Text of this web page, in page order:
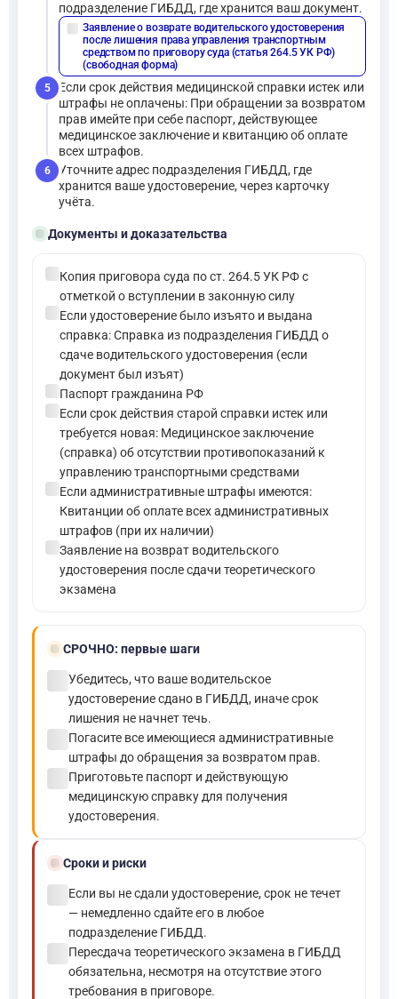
подразделение ГИБДД, где хранится ваш документ.
Заявление о возврате водительского удостоверения
после лишения права управления транспортным
средством по приговору суда (статья 264.5 УК РФ)
(свободная форма)
5
Если срок действия медицинской справки истек или
штрафы не оплачены: При обращении за возвратом
прав имейте при себе паспорт, действующее
медицинское заключение и квитанцию об оплате
всех штрафов.
6
Уточните адрес подразделения ГИБДД, где
хранится ваше удостоверение, через карточку
учёта.
folder_openДокументы и доказательства
Копия приговора суда по ст. 264.5 УК РФ с
отметкой о вступлении в законную силу
Если удостоверение было изъято и выдана
справка: Справка из подразделения ГИБДД о
сдаче водительского удостоверения (если
документ был изъят)
Паспорт гражданина РФ
Если срок действия старой справки истек или
требуется новая: Медицинское заключение
(справка) об отсутствии противопоказаний к
управлению транспортными средствами
Если административные штрафы имеются:
Квитанции об оплате всех административных
штрафов (при их наличии)
Заявление на возврат водительского
удостоверения после сдачи теоретического
экзамена
boltСРОЧНО: первые шаги
Убедитесь, что ваше водительское
удостоверение сдано в ГИБДД, иначе срок
лишения не начнет течь.
Погасите все имеющиеся административные
штрафы до обращения за возвратом прав.
Приготовьте паспорт и действующую
медицинскую справку для получения
удостоверения.
schedule Сроки и риски
Если вы не сдали удостоверение, срок не течет
— немедленно сдайте его в любое
подразделение ГИБДД.
Пересдача теоретического экзамена в ГИБДД
обязательна, несмотря на отсутствие этого
требования в приговоре.